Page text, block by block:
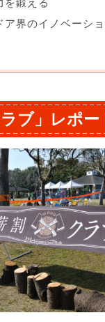
ア界のイノベーシ
ラブ」レポー